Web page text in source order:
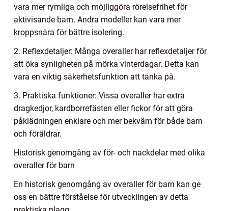
vara mer rymliga och möjliggöra rörelsefrihet för
aktivisande barn. Andra modeller kan vara mer
kroppsnära för bättre isolering.
2. Reflexdetaljer: Många overaller har reflexdetaljer för
att öka synligheten på mörka vinterdagar. Detta kan
vara en viktig säkerhetsfunktion att tänka på.
3. Praktiska funktioner: Vissa overaller har extra
dragkedjor, kardborrefästen eller fickor för att göra
påklädningen enklare och mer bekväm för både barn
och föräldrar.
Historisk genomgång av för- och nackdelar med olika
overaller för barn
En historisk genomgång av overaller för barn kan ge
oss en bättre förståelse för utvecklingen av detta